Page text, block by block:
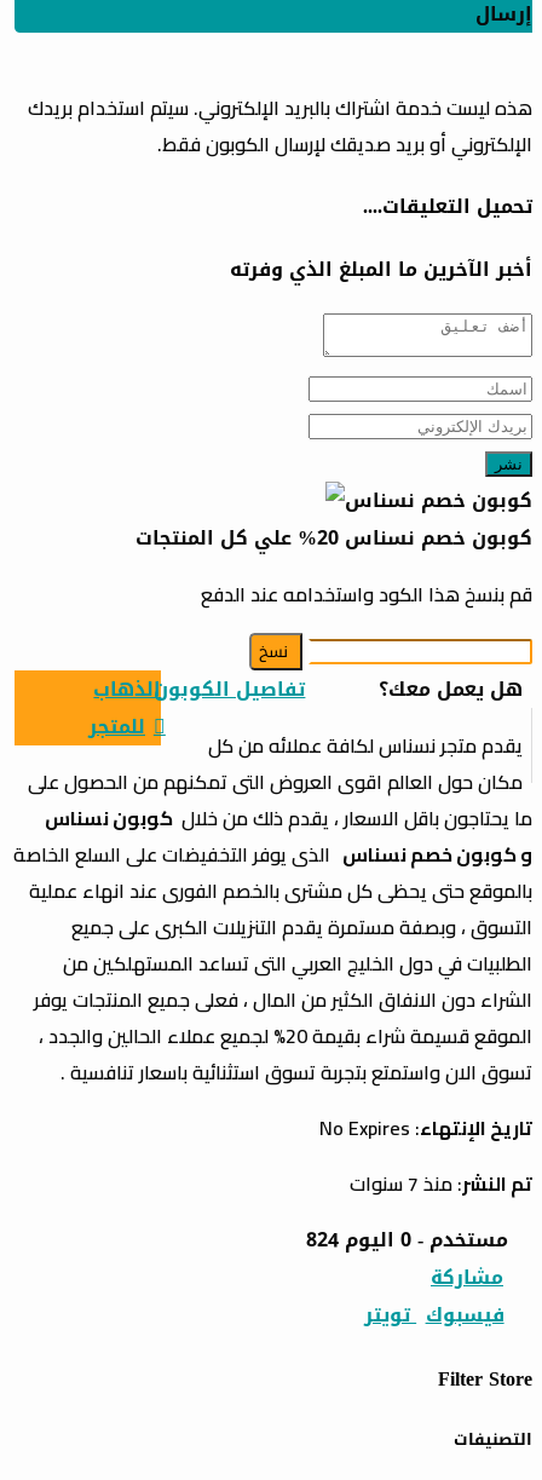
إرسال
هذه ليست خدمة اشتراك بالبريد الإلكتروني. سيتم استخدام بريدك
الإلكتروني أو بريد صديقك لإرسال الكوبون فقط.
تحميل التعليقات....
أخبر الآخرين ما المبلغ الذي وفرته
نشر
كوبون خصم نسناس 20% علي كل المنتجات
قم بنسخ هذا الكود واستخدامه عند الدفع
نسخ
الذهاب
للمتجر
هل يعمل معك؟ تفاصيل الكوبون
يقدم متجر نسناس لكافة عملائه من كل
مكان حول العالم اقوى العروض التى تمكنهم من الحصول على
ما يحتاجون باقل الاسعار ، يقدم ذلك من خلال كوبون نسناس
و كوبون خصم نسناس الذى يوفر التخفيضات على السلع الخاصة
بالموقع حتى يحظى كل مشترى بالخصم الفورى عند انهاء عملية
التسوق ، وبصفة مستمرة يقدم التنزيلات الكبرى على جميع
الطلبيات في دول الخليج العربي التى تساعد المستهلكين من
الشراء دون الانفاق الكثير من المال ، فعلى جميع المنتجات يوفر
الموقع قسيمة شراء بقيمة 20% لجميع عملاء الحالين والجدد ،
تسوق الان واستمتع بتجربة تسوق استثنائية باسعار تنافسية .
تاريخ الإنتهاء: No Expires
تم النشر: منذ 7 سنوات
824 مستخدم - 0 اليوم
مشاركة
فيسبوك تويتر
Filter Store
التصنيفات